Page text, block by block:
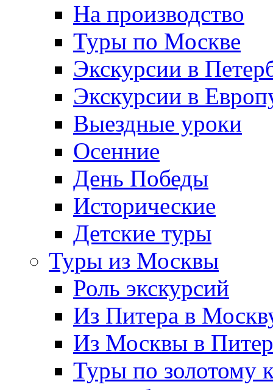
На производство
Туры по Москве
Экскурсии в
Экскурсии в
Выездные уроки
Осенние
День Победы
Исторические
Детские туры
Туры из Москвы
Роль экскурсий
Из Питера в
Из Москвы в Питер
Туры по золотому